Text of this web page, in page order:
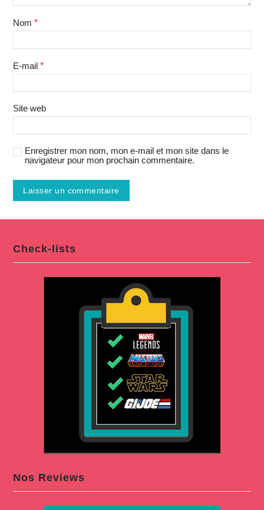
Nom *
E-mail *
Site web
Enregistrer mon nom, mon e-mail et mon site dans le
navigateur pour mon prochain commentaire.
Check-lists
Nos Reviews